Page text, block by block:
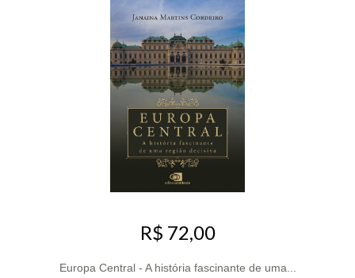
R$ 72,00
Europa Central - A história fascinante de uma...